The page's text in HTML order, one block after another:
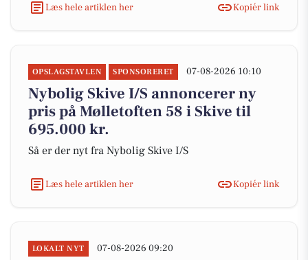
Læs hele artiklen her
Kopiér link
OPSLAGSTAVLEN SPONSORERET 07-08-2026 10:10
Nybolig Skive I/S annoncerer ny
pris på Mølletoften 58 i Skive til
695.000 kr.
Så er der nyt fra Nybolig Skive I/S
Læs hele artiklen her Kopiér link
LOKALT NYT 07-08-2026 09:20